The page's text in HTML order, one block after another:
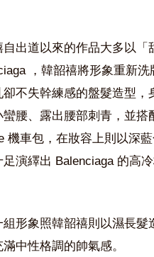
自出道以來的作品大多以
，韓韶禧將形象重新
卻不失幹練感的盤髮造型
腰、 露出腰部刺青，並搭
機車包 ，在妝容上則以深
足演繹出 Balenciaga 的高
組形象照韓韶禧則以濕長
中性格調的帥氣感。